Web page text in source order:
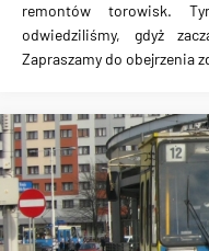
remontów torowisk.
odwiedziliśmy, gdyż
Zapraszamy do obejrzenia